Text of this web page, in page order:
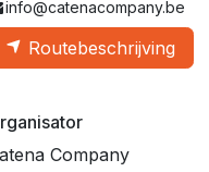
info@catenacompany.be
Routebeschrijving
Company